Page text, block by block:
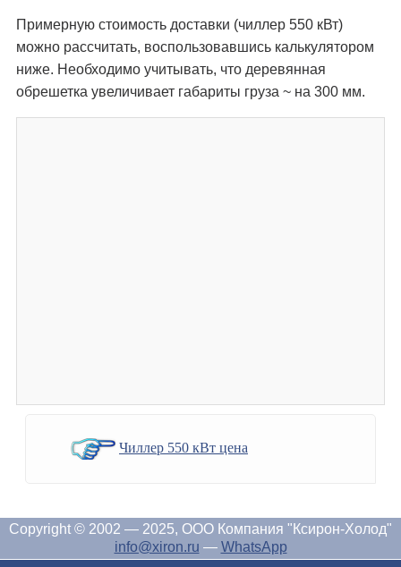
Примерную стоимость доставки (чиллер 550 кВт)
можно рассчитать, воспользовавшись калькулятором
ниже. Необходимо учитывать, что деревянная
обрешетка увеличивает габариты груза ~ на 300 мм.
Чиллер 550 кВт цена
Copyright © 2002 — 2025, ООО Компания "Ксирон-Холод"
info@xiron.ru — WhatsApp